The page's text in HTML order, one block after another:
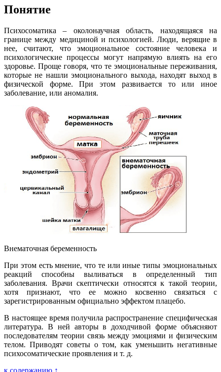
Понятие
Психосоматика – околонаучная область, находящаяся на
границе между медициной и психологией. Люди, верящие в
нее, считают, что эмоциональное состояние человека и
психологические процессы могут напрямую влиять на его
здоровье. Проще говоря, что те эмоциональные переживания,
которые не нашли эмоционального выхода, находят выход в
физической форме. При этом развивается то или иное
заболевание, или аномалия.
Внематочная беременность
При этом есть мнение, что те или иные типы эмоциональных
реакций способны выливаться в определенный тип
заболевания. Врачи скептически относятся к такой теории,
хотя признают, что ее можно косвенно связаться с
зарегистрированным официально эффектом плацебо.
В настоящее время получила распространение специфическая
литература. В ней авторы в доходчивой форме объясняют
последователям теории связь между эмоциями и физическим
телом. Приводят советы о том, как уменьшить негативные
психосоматические проявления и т. д.
к содержанию ↑